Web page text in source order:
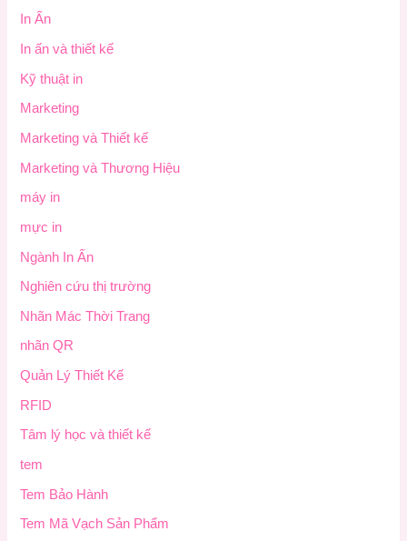
In Ấn
In ấn và thiết kế
Kỹ thuật in
Marketing
Marketing và Thiết kế
Marketing và Thương Hiệu
máy in
mực in
Ngành In Ấn
Nghiên cứu thị trường
Nhãn Mác Thời Trang
nhãn QR
Quản Lý Thiết Kế
RFID
Tâm lý học và thiết kế
tem
Tem Bảo Hành
Tem Mã Vạch Sản Phẩm